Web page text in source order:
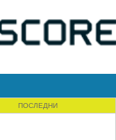
ПОСЛЕДНИ